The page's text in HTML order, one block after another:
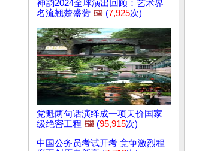
神韵2024全球演出回顾：艺术界
名流翘楚盛赞 🖼️ (7,925次)
党魁两句话演绎成一项天价国家
级绝密工程 🖼️ (95,915次)
中国公务员考试开考 竞争激烈程